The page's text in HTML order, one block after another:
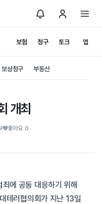
보험 청구 토크 앱
보상청구 부동산
개최
좋아요 0
에 공동 대응하기 위해
테러협의회가 지난 13일